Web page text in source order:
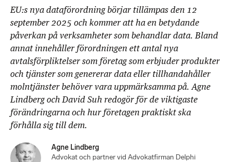
EU:s nya dataförordning börjar tillämpas den 12
september 2025 och kommer att ha en betydande
påverkan på verksamheter som behandlar data. Bland
annat innehåller förordningen ett antal nya
avtalsförpliktelser som företag som erbjuder produkter
och tjänster som genererar data eller tillhandahåller
molntjänster behöver vara uppmärksamma på. Agne
Lindberg och David Suh redogör för de viktigaste
förändringarna och hur företagen praktiskt ska
förhålla sig till dem.
Agne Lindberg
Advokat och partner vid Advokatfirman Delphi